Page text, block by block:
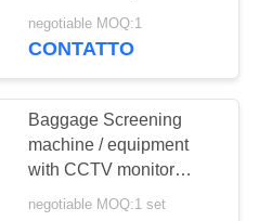
a macchina
negotiable MOQ:1
CONTATTO
Baggage Screening
machine / equipment
with CCTV monitor
system
negotiable MOQ:1 set